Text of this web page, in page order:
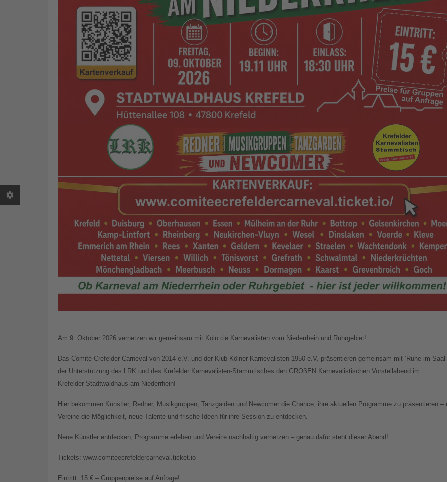
Am 9. Oktober 2026 vernetzen wir gemeinsam mit Köln die Karnevalisten vom Niederrhein und Ruhrgebiet!
Das Comité Crefelder Carneval von 2014 e.V. und der Klub Kölner Karnevalisten 1950 e.V. präsentieren gemeinsam mit ‘Ruhe im Saal’
der Unterstützung des LRK und des Krefelder Karnevalisten-Stammtisches den GROßEN Karnevalistischen Vorstellabend im
Krefelder Stadtwaldhaus am Niederrhein!
Hier bekommen Künstler, Redner, Musikgruppen, Tanzgarden und Newcomer die Chance, ihre aktuellen Programme zu präsentieren –
Vereine die Möglichkeit, neue Talente und frische Ideen für ihre Session zu entdecken.
Neue Künstler entdecken, Programme erleben und Vereine nachhaltig vernetzen – genau dafür steht dieser Abend!
Tickets: www.comiteecrefeldercarneval.ticket.io
Eintritt: 15 € – Gruppenpreise auf Anfrage!